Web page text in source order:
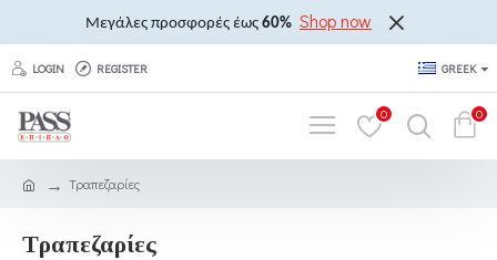
Μεγάλες προσφορές έως 60% Shop now
LOGIN REGISTER GREEK
0 0
Τραπεζαρίες
Τραπεζαρίες